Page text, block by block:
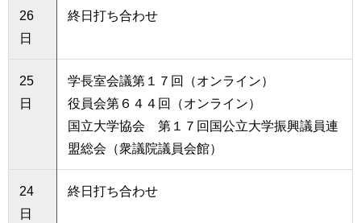
26
日
終日打ち合わせ
25
日
学長室会議第１７回（オンライン）
役員会第６４４回（オンライン）
国立大学協会 第１７回国公立大学振興議員連
盟総会（衆議院議員会館）
24
日
終日打ち合わせ